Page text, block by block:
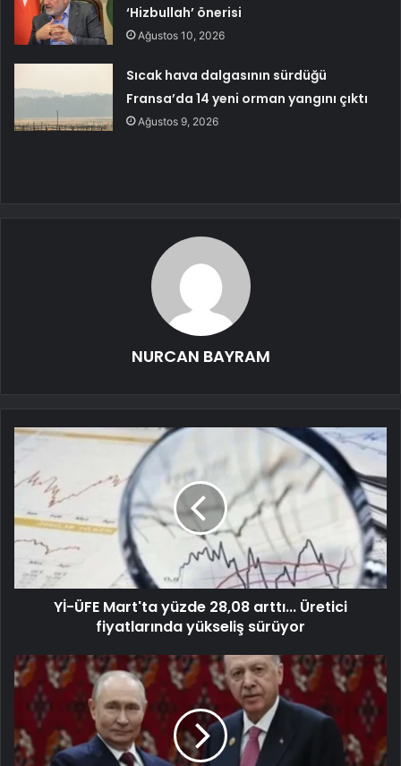
‘Hizbullah’ önerisi
Ağustos 10, 2026
Sıcak hava dalgasının sürdüğü
Fransa’da 14 yeni orman yangını çıktı
Ağustos 9, 2026
NURCAN BAYRAM
Yİ-ÜFE Mart'ta yüzde 28,08 arttı... Üretici
fiyatlarında yükseliş sürüyor